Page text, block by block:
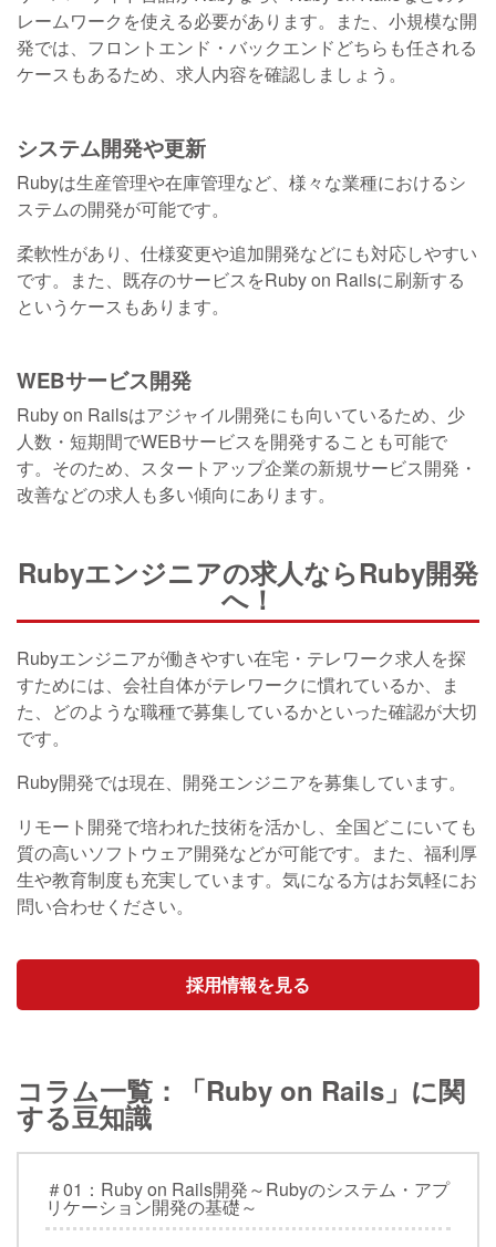
レームワークを使える必要があります。また、小規模な開
発では、フロントエンド・バックエンドどちらも任される
ケースもあるため、求人内容を確認しましょう。
システム開発や更新
Rubyは生産管理や在庫管理など、様々な業種におけるシ
ステムの開発が可能です。
柔軟性があり、仕様変更や追加開発などにも対応しやすい
です。また、既存のサービスをRuby on Railsに刷新する
というケースもあります。
WEBサービス開発
Ruby on Railsはアジャイル開発にも向いているため、少
人数・短期間でWEBサービスを開発することも可能で
す。そのため、スタートアップ企業の新規サービス開発・
改善などの求人も多い傾向にあります。
Rubyエンジニアの求人ならRuby開発
へ！
Rubyエンジニアが働きやすい在宅・テレワーク求人を探
すためには、会社自体がテレワークに慣れているか、ま
た、どのような職種で募集しているかといった確認が大切
です。
Ruby開発では現在、開発エンジニアを募集しています。
リモート開発で培われた技術を活かし、全国どこにいても
質の高いソフトウェア開発などが可能です。また、福利厚
生や教育制度も充実しています。気になる方はお気軽にお
問い合わせください。
採用情報を見る
コラム一覧：「Ruby on Rails」に関
する豆知識
＃01：Ruby on Rails開発～Rubyのシステム・アプ
リケーション開発の基礎～